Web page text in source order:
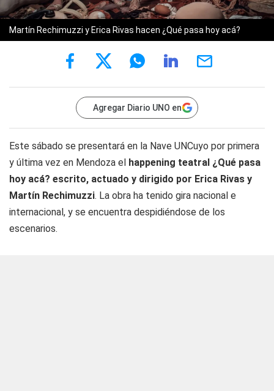
Martín Rechimuzzi y Erica Rivas hacen ¿Qué pasa hoy acá?
Agregar Diario UNO en
Este sábado se presentará en la Nave UNCuyo por primera
y última vez en Mendoza el happening teatral ¿Qué pasa
hoy acá? escrito, actuado y dirigido por Erica Rivas y
Martín Rechimuzzi. La obra ha tenido gira nacional e
internacional, y se encuentra despidiéndose de los
escenarios.